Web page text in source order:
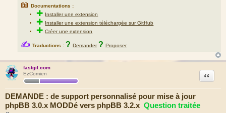
📖 Documentations :
✚ Installer une extension
✚ Installer une extension téléchargée sur GitHub
✚Créer une extension
✍ Traductions : ? Demander ? Proposer
fastgil.com
EzComien
DEMANDE : de support personnalisé pour mise à jour
phpBB 3.0.x MODDé vers phpBB 3.2.x Question traitée
Citation